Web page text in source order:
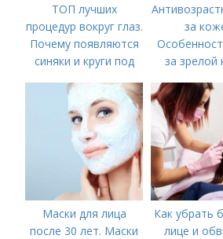
ТОП лучших
процедур вокруг глаз.
Почему появляются
синяки и круги под
за
за зрелой
Маски для лица
после 30 лет. Маски
Как убрать
лице и